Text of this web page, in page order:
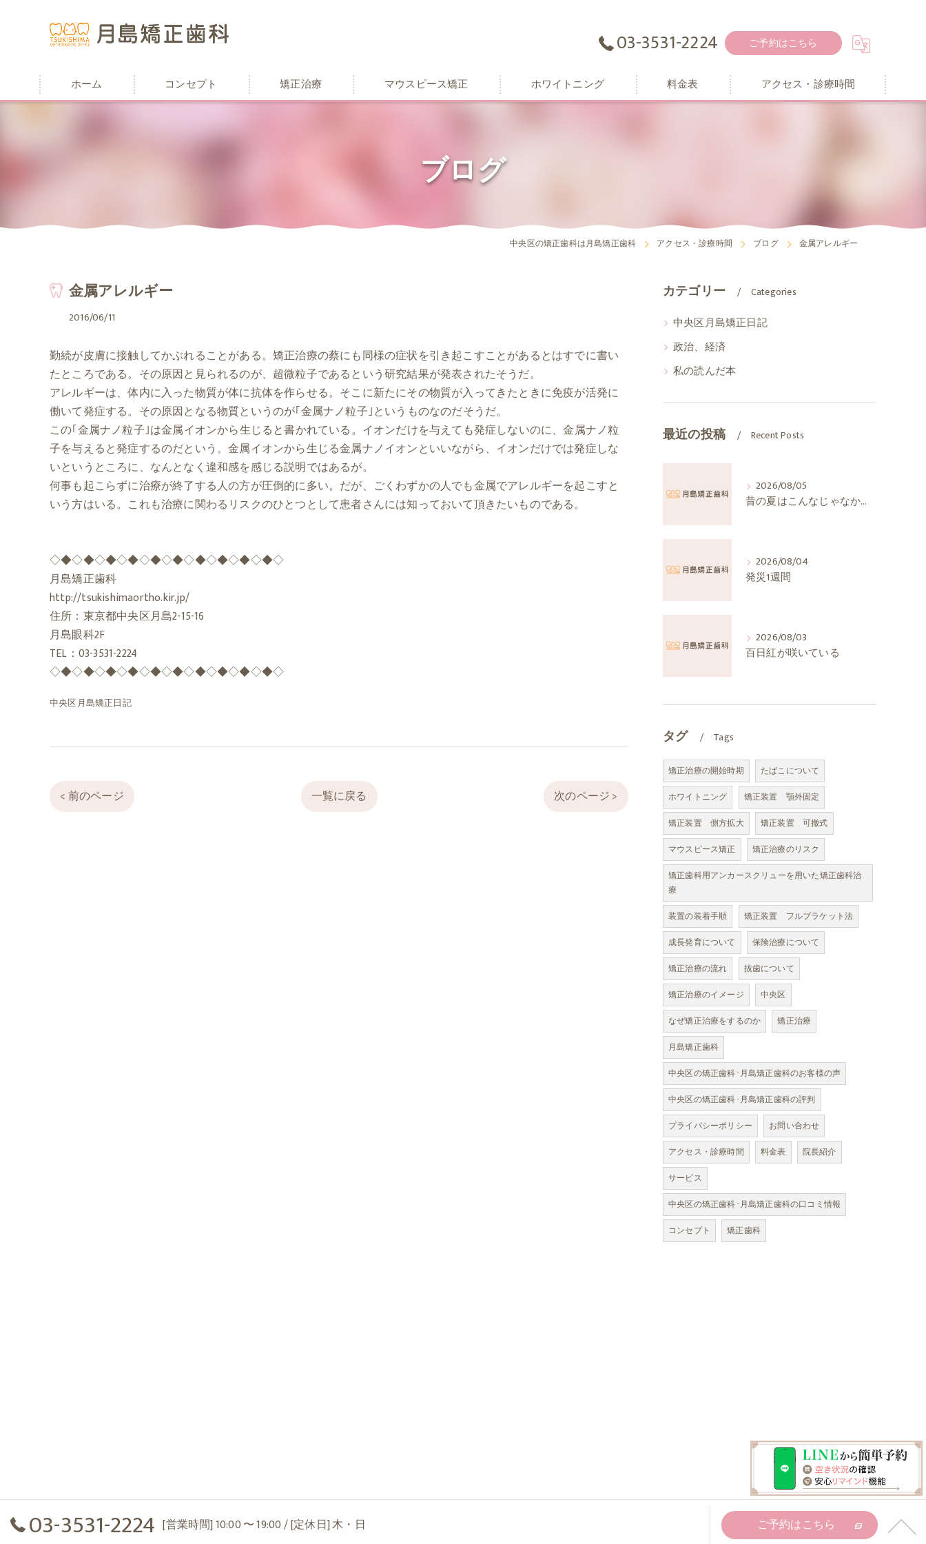
03-3531-2224 ご予約はこちら
ホーム コンセプト 矯正治療 マウスピース矯正 ホワイトニング 料金表 アクセス・診療時間
ブログ
中央区の矯正歯科は月島矯正歯科 アクセス・診療時間 ブログ 金属アレルギー
金属アレルギー
2016/06/11
勤続が皮膚に接触してかぶれることがある。矯正治療の蔡にも同様の症状を引き起こすことがあるとはすでに書い
たところである。その原因と見られるのが、超微粒子であるという研究結果が発表されたそうだ。
アレルギーは、体内に入った物質が体に抗体を作らせる。そこに新たにその物質が入ってきたときに免疫が活発に
働いて発症する。その原因となる物質というのが｢金属ナノ粒子｣というものなのだそうだ。
この｢金属ナノ粒子｣は金属イオンから生じると書かれている。イオンだけを与えても発症しないのに、金属ナノ粒
子を与えると発症するのだという。金属イオンから生じる金属ナノイオンといいながら、イオンだけでは発症しな
いというところに、なんとなく違和感を感じる説明ではあるが。
何事も起こらずに治療が終了する人の方が圧倒的に多い。だが、ごくわずかの人でも金属でアレルギーを起こすと
いう方はいる。これも治療に関わるリスクのひとつとして患者さんには知っておいて頂きたいものである。
◇◆◇◆◇◆◇◆◇◆◇◆◇◆◇◆◇◆◇◆◇
月島矯正歯科
http://tsukishimaortho.kir.jp/
住所：東京都中央区月島2-15-16
月島眼科2F
TEL：03-3531-2224
◇◆◇◆◇◆◇◆◇◆◇◆◇◆◇◆◇◆◇◆◇
中央区月島矯正日記
< 前のページ 一覧に戻る 次のページ >
カテゴリー Categories
中央区月島矯正日記
政治、経済
私の読んだ本
最近の投稿 Recent Posts
2026/08/05
昔の夏はこんなじゃなかったか
2026/08/04
発災1週間
2026/08/03
百日紅が咲いている
タグ Tags
矯正治療の開始時期
たばこについて
ホワイトニング
矯正装置 顎外固定
矯正装置 側方拡大
矯正装置 可撤式
マウスピース矯正
矯正治療のリスク
矯正歯科用アンカースクリューを用いた矯正歯科治
療
装置の装着手順
矯正装置 フルブラケット法
成長発育について
保険治療について
矯正治療の流れ
抜歯について
矯正治療のイメージ
中央区
なぜ矯正治療をするのか
矯正治療
月島矯正歯科
中央区の矯正歯科･月島矯正歯科のお客様の声
中央区の矯正歯科･月島矯正歯科の評判
プライバシーポリシー
お問い合わせ
アクセス・診療時間
料金表
院長紹介
サービス
中央区の矯正歯科･月島矯正歯科の口コミ情報
コンセプト
矯正歯科
03-3531-2224 [営業時間] 10:00 〜 19:00 / [定休日] 木・日 ご予約はこちら